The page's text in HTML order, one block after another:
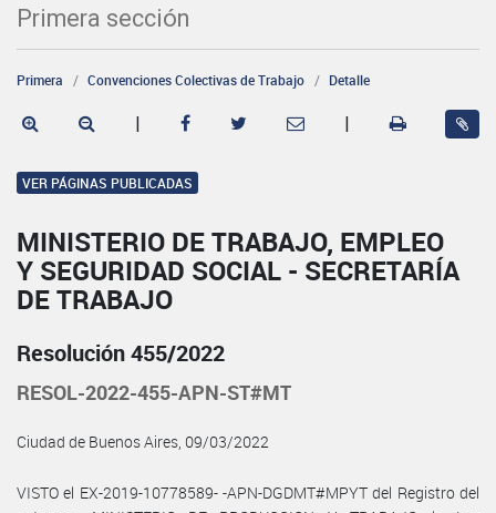
Primera sección
Primera Convenciones Colectivas de Trabajo Detalle
| |
VER PÁGINAS PUBLICADAS
MINISTERIO DE TRABAJO, EMPLEO
Y SEGURIDAD SOCIAL - SECRETARÍA
DE TRABAJO
Resolución 455/2022
RESOL-2022-455-APN-ST#MT
Ciudad de Buenos Aires, 09/03/2022
VISTO el EX-2019-10778589- -APN-DGDMT#MPYT del Registro del